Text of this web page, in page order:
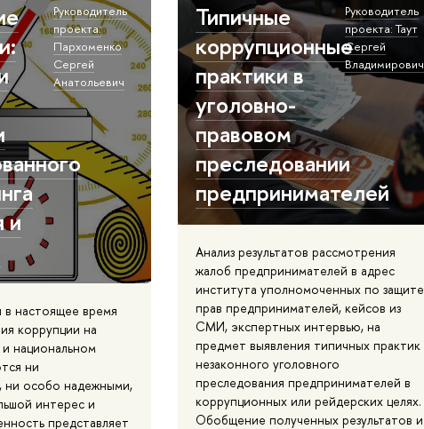
и
Руководитель
проекта:
Пархоменко
Сергей
Анатольевич
настоящее время
коррупции на
национальном
ни
ни особо надежными,
интерес и
представляет
Типичные
коррупционные
практики в
уголовно-
правовом
преследовании
предпринимателей
Руководитель
проекта: Таут
Сергей
Владимирович
Анализ результатов рассмотрения
жалоб предпринимателей в адрес
института уполномоченных по защите
прав предпринимателей, кейсов из
СМИ, экспертных интервью, на
предмет выявления типичных практик
незаконного уголовного
преследования предпринимателей в
коррупционных или рейдерских целях.
Обобщение полученных результатов и